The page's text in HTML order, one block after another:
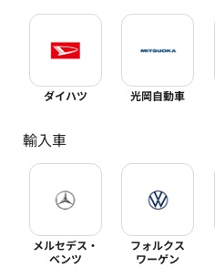
ダイハツ 光岡自動車
輸入車
メルセデス・
ベンツ
フォルクス
ワーゲン